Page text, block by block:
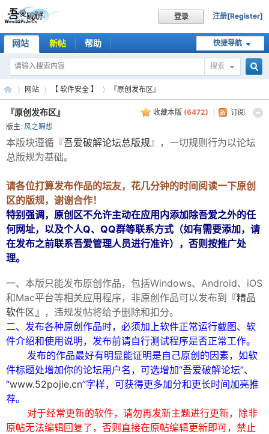
登录 注册[Register]
快捷导航
网站 新帖 帮助
搜索
吾
爱
破
»
网站
›
【 软件安全 】
›
『原创发布区』
收藏本版 (6472) 订阅
『原创发布区』
版主: 风之暇想
本版块遵循『吾爱破解论坛总版规』，一切规则行为以论坛
总版规为基础。
请各位打算发布作品的坛友，花几分钟的时间阅读一下原创
区的版规，谢谢合作！
特别强调，原创区不允许主动在应用内添加除吾爱之外的任
何网址，以及个人Q、QQ群等联系方式（如有需要添加，请
在发布之前联系吾爱管理人员进行准许），否则按推广处
理。
一、本版只能发布原创作品，包括Windows、Android、iOS
和Mac平台等相关应用程序，非原创作品可以发布到
『精品
软件区』 ，违规发帖将给予删除和扣分。
二、发布各种原创作品时，必须加上软件正常运行截图、软
件介绍和使用说明，发布前请自行测试程序是否正常工作。
发布的作品最好有明显能证明是自己原创的因素，如软
件标题处增加你的论坛用户名，可选增加“吾爱破解论坛”、
“www.52pojie.cn”字样，可获得更多加分和更长时间加亮推
荐。
对于经常更新的软件，请勿再发新主题进行更新，除非
原帖无法编辑回复了，否则直接在原帖编辑更新即可，禁止